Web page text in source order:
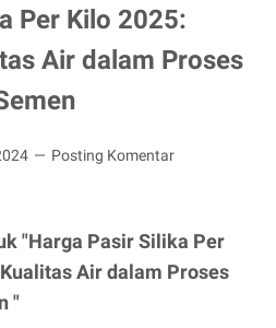
Per Kilo 2025:
Air dalam Proses
Posting Komentar
"Harga Pasir Silika Per
Air dalam Proses
"